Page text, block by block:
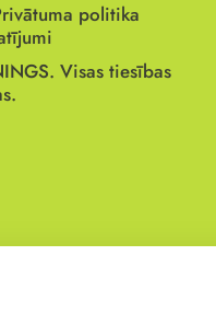
politika
Visas tiesības